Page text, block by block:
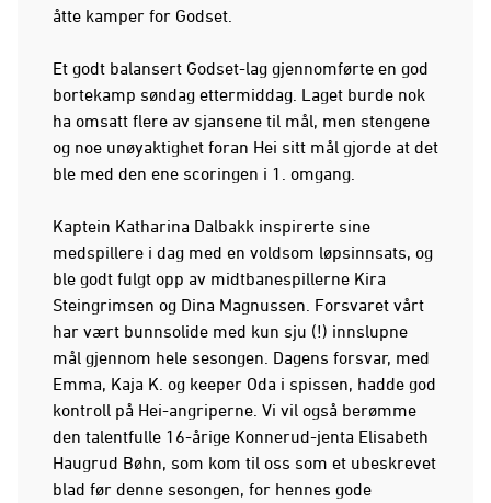
åtte kamper for Godset.
Et godt balansert Godset-lag gjennomførte en god
bortekamp søndag ettermiddag. Laget burde nok
ha omsatt flere av sjansene til mål, men stengene
og noe unøyaktighet foran Hei sitt mål gjorde at det
ble med den ene scoringen i 1. omgang.
Kaptein Katharina Dalbakk inspirerte sine
medspillere i dag med en voldsom løpsinnsats, og
ble godt fulgt opp av midtbanespillerne Kira
Steingrimsen og Dina Magnussen. Forsvaret vårt
har vært bunnsolide med kun sju (!) innslupne
mål gjennom hele sesongen. Dagens forsvar, med
Emma, Kaja K. og keeper Oda i spissen, hadde god
kontroll på Hei-angriperne. Vi vil også berømme
den talentfulle 16-årige Konnerud-jenta Elisabeth
Haugrud Bøhn, som kom til oss som et ubeskrevet
blad før denne sesongen, for hennes gode